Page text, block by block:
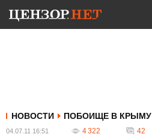
НОВОСТИ ПОБОИЩЕ В КРЫМУ
04.07.11 16:51 4 322 42